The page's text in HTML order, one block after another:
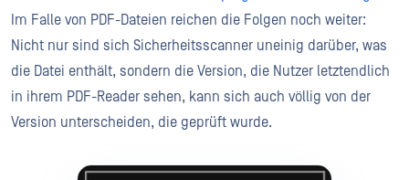
Im Falle von PDF-Dateien reichen die Folgen noch weiter:
Nicht nur sind sich Sicherheitsscanner uneinig darüber, was
die Datei enthält, sondern die Version, die Nutzer letztendlich
in ihrem PDF-Reader sehen, kann sich auch völlig von der
Version unterscheiden, die geprüft wurde.